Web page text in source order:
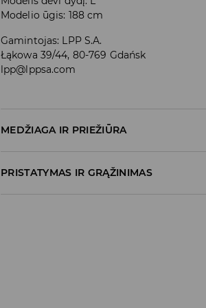
Modelio ūgis: 188 cm
Gamintojas: LPP S.A.
Łąkowa 39/44, 80-769 Gdańsk
lpp@lppsa.com
MEDŽIAGA IR PRIEŽIŪRA
PRISTATYMAS IR GRĄŽINIMAS